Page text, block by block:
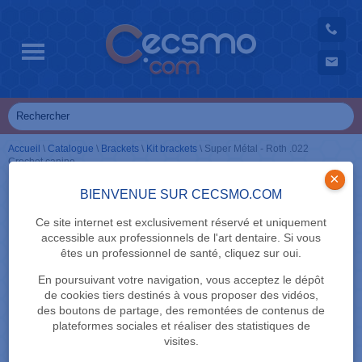
BIENVENUE SUR CECSMO.COM
Ce site internet est exclusivement réservé et uniquement
accessible aux professionnels de l'art dentaire. Si vous
êtes un professionnel de santé, cliquez sur oui.
En poursuivant votre navigation, vous acceptez le dépôt
de cookies tiers destinés à vous proposer des vidéos,
des boutons de partage, des remontées de contenus de
plateformes sociales et réaliser des statistiques de
visites.
×
Accueil \ Catalogue \ Brackets \ Kit brackets \ Super Métal - Roth .022
Crochet canine